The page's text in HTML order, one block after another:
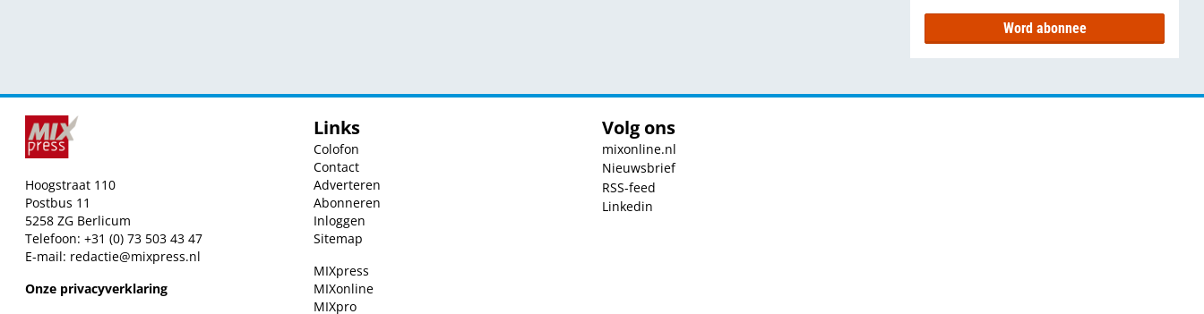
Word abonnee
Hoogstraat 110
Postbus 11
5258 ZG Berlicum
Telefoon: +31 (0) 73 503 43 47
E-mail: redactie@mixpress.nl
Onze privacyverklaring
Links
Colofon
Contact
Adverteren
Abonneren
Inloggen
Sitemap
MIXpress
MIXonline
MIXpro
Volg ons
mixonline.nl
Nieuwsbrief
RSS-feed
Linkedin